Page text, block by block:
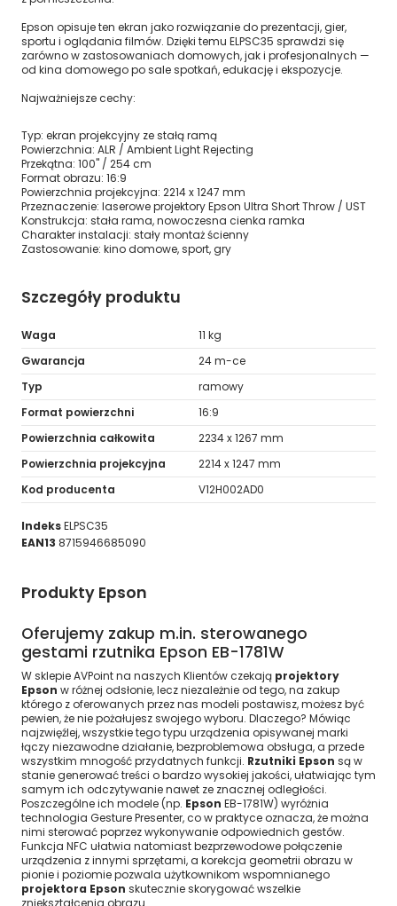
Epson opisuje ten ekran jako rozwiązanie do prezentacji, gier,
sportu i oglądania filmów. Dzięki temu ELPSC35 sprawdzi się
zarówno w zastosowaniach domowych, jak i profesjonalnych —
od kina domowego po sale spotkań, edukację i ekspozycje.
Najważniejsze cechy:
Typ: ekran projekcyjny ze stałą ramą
Powierzchnia: ALR / Ambient Light Rejecting
Przekątna: 100" / 254 cm
Format obrazu: 16:9
Powierzchnia projekcyjna: 2214 x 1247 mm
Przeznaczenie: laserowe projektory Epson Ultra Short Throw / UST
Konstrukcja: stała rama, nowoczesna cienka ramka
Charakter instalacji: stały montaż ścienny
Zastosowanie: kino domowe, sport, gry
Szczegóły produktu
Waga
11 kg
Gwarancja
24 m-ce
Typ
ramowy
Format powierzchni
16:9
Powierzchnia całkowita
2234 x 1267 mm
Powierzchnia projekcyjna
2214 x 1247 mm
Kod producenta
V12H002AD0
IndeksELPSC35
EAN13 8715946685090
Produkty Epson
Oferujemy zakup m.in. sterowanego
gestami rzutnika Epson EB-1781W
W sklepie AVPoint na naszych Klientów czekają projektory
Epson w różnej odsłonie, lecz niezależnie od tego, na zakup
którego z oferowanych przez nas modeli postawisz, możesz być
pewien, że nie pożałujesz swojego wyboru. Dlaczego? Mówiąc
najzwięźlej, wszystkie tego typu urządzenia opisywanej marki
łączy niezawodne działanie, bezproblemowa obsługa, a przede
wszystkim mnogość przydatnych funkcji. Rzutniki Epson są w
stanie generować treści o bardzo wysokiej jakości, ułatwiając tym
samym ich odczytywanie nawet ze znacznej odległości.
Poszczególne ich modele (np. Epson EB-1781W) wyróżnia
technologia Gesture Presenter, co w praktyce oznacza, że można
nimi sterować poprzez wykonywanie odpowiednich gestów.
Funkcja NFC ułatwia natomiast bezprzewodowe połączenie
urządzenia z innymi sprzętami, a korekcja geometrii obrazu w
pionie i poziomie pozwala użytkownikom wspomnianego
projektora Epson skutecznie skorygować wszelkie
zniekształcenia obrazu.